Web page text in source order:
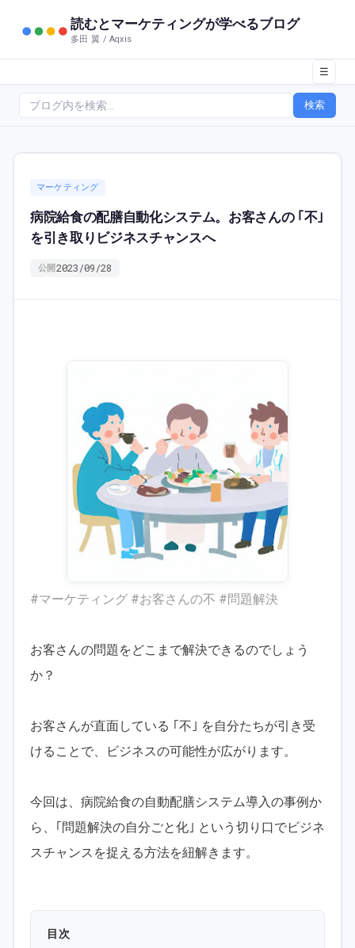
読むとマーケティングが学べるブログ
多田 翼 / Aqxis
☰
検索
マーケティング
病院給食の配膳自動化システム。お客さんの ｢不｣
を引き取りビジネスチャンスへ
公開2023/09/28
#マーケティング #お客さんの不 #問題解決
お客さんの問題をどこまで解決できるのでしょう
か？
お客さんが直面している ｢不｣ を自分たちが引き受
けることで、ビジネスの可能性が広がります。
今回は、病院給食の自動配膳システム導入の事例か
ら、｢問題解決の自分ごと化｣ という切り口でビジネ
スチャンスを捉える方法を紐解きます。
目次